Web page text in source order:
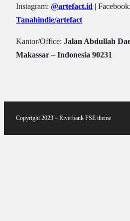
Instagram: @artefact.id | Facebook:
Tanahindie/artefact
Kantor/Office: Jalan Abdullah
Makassar – Indonesia 90231
Copyright 2023 – Riverbank FSE theme